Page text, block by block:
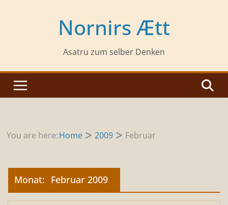
Nornirs Ætt
Asatru zum selber Denken
You are here:Home 2009 Februar
Monat: Februar 2009